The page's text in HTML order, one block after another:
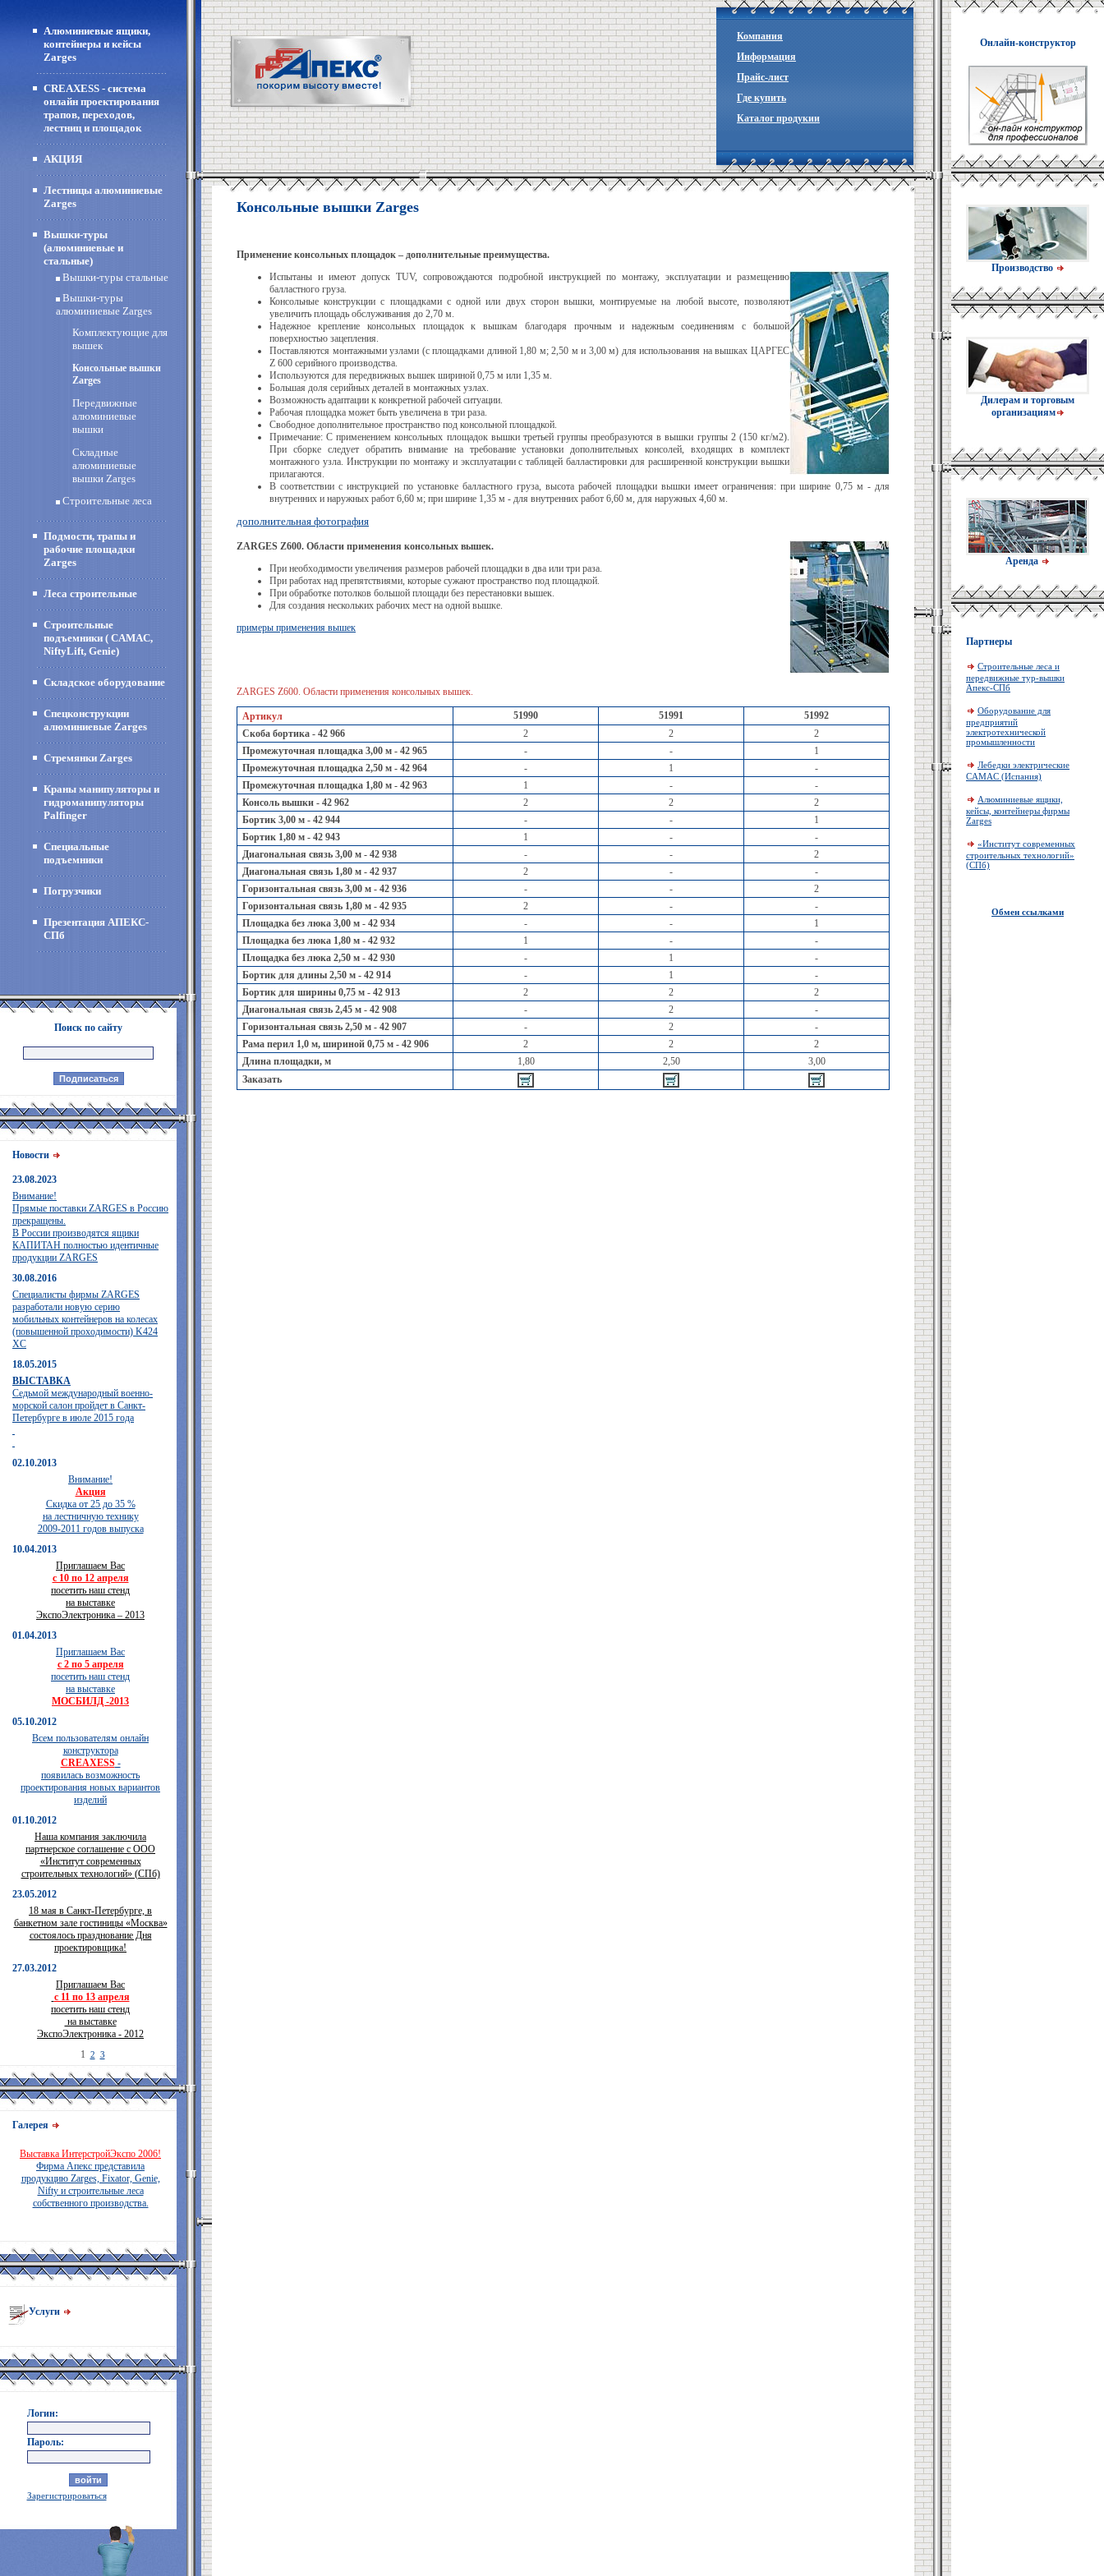
Алюминиевые ящики,
контейнеры и кейсы
Zarges
CREAXESS - система
онлайн проектирования
трапов, переходов,
лестниц и площадок
АКЦИЯ
Лестницы алюминиевые
Zarges
Вышки-туры
(алюминиевые и
стальные)
Вышки-туры стальные
Вышки-туры
алюминиевые Zarges
Комплектующие для
вышек
Консольные вышки
Zarges
Передвижные
алюминиевые
вышки
Складные
алюминиевые
вышки Zarges
Строительные леса
Подмости, трапы и
рабочие площадки
Zarges
Леса строительные
Строительные
подъемники ( CAMAC,
NiftyLift, Genie)
Складское оборудование
Спецконструкции
алюминиевые Zarges
Стремянки Zarges
Краны манипуляторы и
гидроманипуляторы
Palfinger
Специальные
подъемники
Погрузчики
Презентация АПЕКС-
СПб
Поиск по сайту
Новости
23.08.2023
Внимание!
Прямые поставки ZARGES в Россию
прекращены.
В России производятся ящики
КАПИТАН полностью идентичные
продукции ZARGES
30.08.2016
Специалисты фирмы ZARGES
разработали новую серию
мобильных контейнеров на колесах
(повышенной проходимости) K424
XC
18.05.2015
ВЫСТАВКА
Седьмой международный военно-
морской салон пройдет в Санкт-
Петербурге в июле 2015 года
02.10.2013
Внимание!
Акция
Скидка от 25 до 35 %
на лестничную технику
2009-2011 годов выпуска
10.04.2013
Приглашаем Вас
с 10 по 12 апреля
посетить наш стенд
на выставке
ЭкспоЭлектроника – 2013
01.04.2013
Приглашаем Вас
с 2 по 5 апреля
посетить наш стенд
на выставке
МОСБИЛД -2013
05.10.2012
Всем пользователям онлайн
конструктора
CREAXESS-
появилась возможность
проектирования новых вариантов
изделий
01.10.2012
Наша компания заключила
партнерское соглашение с ООО
«Институт современных
строительных технологий» (СПб)
23.05.2012
18 мая в Санкт-Петербурге, в
банкетном зале гостиницы «Москва»
состоялось празднование Дня
проектировщика!
27.03.2012
Приглашаем Вас
с 11 по 13 апреля
посетить наш стенд
на выставке
ЭкспоЭлектроника - 2012
1 2 3
Галерея
Выставка ИнтерстройЭкспо 2006!
Фирма Апекс представила
продукцию Zarges, Fixator, Genie,
Nifty и строительные леса
собственного производства.
Услуги
Логин:
Пароль:
Зарегистрироваться
Компания
Информация
Прайc-лист
Где купить
Каталог продукии
Консольные вышки Zarges
Применение консольных площадок – дополнительные преимущества.
Испытаны и имеют допуск TUV, сопровождаются подробной инструкцией по монтажу, эксплуатации и размещению
балластного груза.
Консольные конструкции с площадками с одной или двух сторон вышки, монтируемые на любой высоте, позволяют
увеличить площадь обслуживания до 2,70 м.
Надежное крепление консольных площадок к вышкам благодаря прочным и надежным соединениям с большой
поверхностью зацепления.
Поставляются монтажными узлами (с площадками длиной 1,80 м; 2,50 м и 3,00 м) для использования на вышках ЦАРГЕС
Z 600 серийного производства.
Используются для передвижных вышек шириной 0,75 м или 1,35 м.
Большая доля серийных деталей в монтажных узлах.
Возможность адаптации к конкретной рабочей ситуации.
Рабочая площадка может быть увеличена в три раза.
Свободное дополнительное пространство под консольной площадкой.
Примечание: С применением консольных площадок вышки третьей группы преобразуются в вышки группы 2 (150 кг/м2).
При сборке следует обратить внимание на требование установки дополнительных консолей, входящих в комплект
монтажного узла. Инструкции по монтажу и эксплуатации с таблицей балластировки для расширенной конструкции вышки
прилагаются.
В соответствии с инструкцией по установке балластного груза, высота рабочей площадки вышки имеет ограничения: при ширине 0,75 м - для
внутренних и наружных работ 6,60 м; при ширине 1,35 м - для внутренних работ 6,60 м, для наружных 4,60 м.
дополнительная фотография
ZARGES Z600. Области применения консольных вышек.
При необходимости увеличения размеров рабочей площадки в два или три раза.
При работах над препятствиями, которые сужают пространство под площадкой.
При обработке потолков большой площади без перестановки вышек.
Для создания нескольких рабочих мест на одной вышке.
примеры применения вышек
ZARGES Z600. Области применения консольных вышек.
Артикул 51990 51991
51992
Скоба бортика - 42 966
2 2
2
Промежуточная площадка 3,00 м - 42 965
- -
1
Промежуточная площадка 2,50 м - 42 964
- 1
-
Промежуточная площадка 1,80 м - 42 963
1 -
-
Консоль вышки - 42 962
2 2
2
Бортик 3,00 м - 42 944
- -
1
Бортик 1,80 м - 42 943
1 -
-
Диагональная связь 3,00 м - 42 938
- -
2
Диагональная связь 1,80 м - 42 937
2 -
-
Горизонтальная связь 3,00 м - 42 936
- -
2
Горизонтальная связь 1,80 м - 42 935
2 -
-
Площадка без люка 3,00 м - 42 934
- -
1
Площадка без люка 1,80 м - 42 932
1 -
-
Площадка без люка 2,50 м - 42 930
- 1
-
Бортик для длины 2,50 м - 42 914
- 1
-
Бортик для ширины 0,75 м - 42 913
2 2
2
Диагональная связь 2,45 м - 42 908
- 2
-
Горизонтальная связь 2,50 м - 42 907
- 2
-
Рама перил 1,0 м, шириной 0,75 м - 42 906
2 2
2
Длина площадки, м
1,80 2,50
3,00
Заказать
Онлайн-конструктор
Производство
Дилерам и торговым
организациям
Аренда
Партнеры
Строительные леса и
передвижные тур-вышки
Апекс-СПб
Оборудование для
предприятий
электротехнической
промышленности
Лебедки электрические
CAMAC (Испания)
Алюминиевые ящики,
кейсы, контейнеры фирмы
Zarges
«Институт современных
строительных технологий»
(СПб)
Обмен ссылками